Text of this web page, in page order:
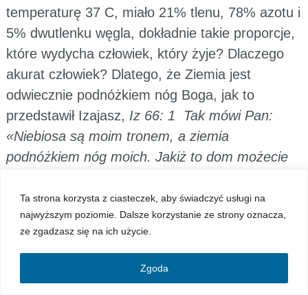
Ta strona korzysta z ciasteczek, aby świadczyć usługi na
najwyższym poziomie. Dalsze korzystanie ze strony oznacza,
ze zgadzasz się na ich użycie.
Zgoda
temperaturę 37 C, miało 21% tlenu, 78% azotu i
5% dwutlenku węgla, dokładnie takie proporcje,
które wydycha człowiek, który żyje? Dlaczego
akurat człowiek? Dlatego, że Ziemia jest
odwiecznie podnóżkiem nóg Boga, jak to
przedstawił Izajasz, Iz 66: 1 Tak mówi Pan:
«Niebiosa są moim tronem, a ziemia
podnóżkiem nóg moich. Jakiż to dom możecie
mieszkanie?Co to oznacza? „Co robicie z Moją
Ziemią?! Niszczycie ją i chcecie Mi dom
zbudować, a Ja mam dom. Moim domem jest
budujecie Mi skrzynki i chcecie Mnie zapędzić